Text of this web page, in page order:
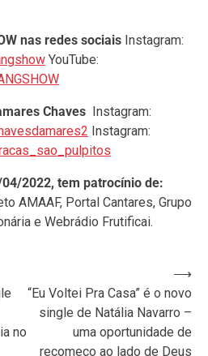
nas redes sociais Instagram:
YouTube:
Chaves Instagram:
Instagram:
2022, tem patrocínio de:
AMAAF, Portal Cantares, Grupo
e Webrádio Frutificai.
no
“Eu Voltei Pra Casa” é o novo
single de Natália Navarro –
uma oportunidade de
recomeço ao lado de Deus
⟶